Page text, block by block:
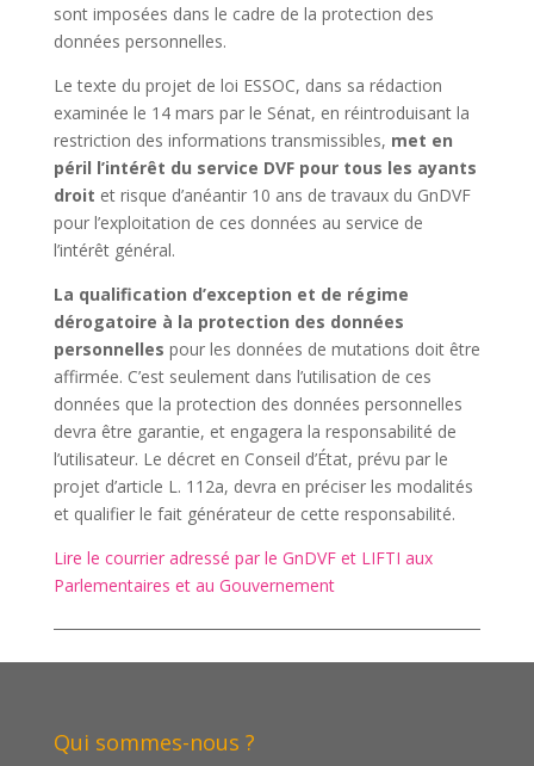
sont imposées dans le cadre de la protection des
données personnelles.
Le texte du projet de loi ESSOC, dans sa rédaction
examinée le 14 mars par le Sénat, en réintroduisant la
restriction des informations transmissibles, met en
péril l’intérêt du service DVF pour tous les ayants
droit et risque d’anéantir 10 ans de travaux du GnDVF
pour l’exploitation de ces données au service de
l’intérêt général.
La qualification d’exception et de régime
dérogatoire à la protection des données
personnelles pour les données de mutations doit être
affirmée. C’est seulement dans l’utilisation de ces
données que la protection des données personnelles
devra être garantie, et engagera la responsabilité de
l’utilisateur. Le décret en Conseil d’État, prévu par le
projet d’article L. 112a, devra en préciser les modalités
et qualifier le fait générateur de cette responsabilité.
Lire le courrier adressé par le GnDVF et LIFTI aux
Parlementaires et au Gouvernement
Qui sommes-nous ?